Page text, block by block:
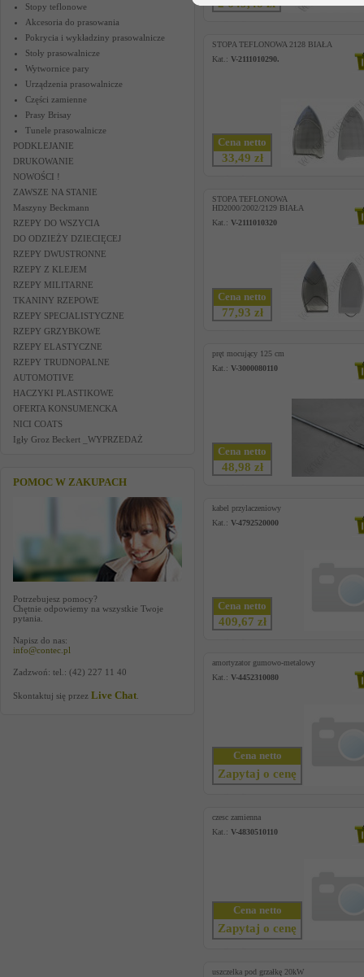
Stopy teflonowe
Akcesoria do prasowania
Pokrycia i wykładziny prasowalnicze
Stoły prasowalnicze
Wytwornice pary
Urządzenia prasowalnicze
Części zamienne
Prasy Brisay
Tunele prasowalnicze
PODKLEJANIE
DRUKOWANIE
NOWOŚCI !
ZAWSZE NA STANIE
Maszyny Beckmann
RZEPY DO WSZYCIA
DO ODZIEŻY DZIECIĘCEJ
RZEPY DWUSTRONNE
RZEPY Z KLEJEM
RZEPY MILITARNE
TKANINY RZEPOWE
RZEPY SPECJALISTYCZNE
RZEPY GRZYBKOWE
RZEPY ELASTYCZNE
RZEPY TRUDNOPALNE
AUTOMOTIVE
HACZYKI PLASTIKOWE
OFERTA KONSUMENCKA
NICI COATS
Igły Groz Beckert _WYPRZEDAŻ
POMOC W ZAKUPACH
Potrzebujesz pomocy?
Chętnie odpowiemy na wszystkie Twoje
pytania.
Napisz do nas:
info@contec.pl
Zadzwoń: tel.: (42) 227 11 40
Skontaktuj się przez Live Chat
2 649,48 zł
STOPA TEFLONOWA 2128 BIAŁA
Kat.: V-2111010290.
Cena netto
33,49 zł
STOPA TEFLONOWA
HD2000/2002/2129 BIAŁA
Kat.: V-2111010320
Cena netto
77,93 zł
pręt mocujący 125 cm
Kat.: V-3000080110
Cena netto
48,98 zł
kabel przylaczeniowy
Kat.: V-4792520000
Cena netto
409,67 zł
amortyzator gumowo-metalowy
Kat.: V-4452310080
Cena netto
Zapytaj o cenę
czesc zamienna
Kat.: V-4830510110
Cena netto
Zapytaj o cenę
uszczelka pod grzałkę 20kW